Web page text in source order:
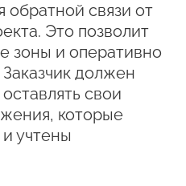
обратной связи от
Это позволит
зоны и оперативно
должен
свои
которые
учтены